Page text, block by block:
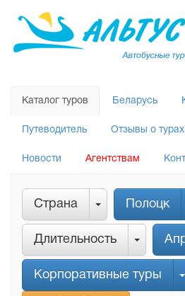
Каталог туров Беларусь
Путеводитель Отзывы о турах
Новости Агентствам
Страна Полоцк
Длительность
Корпоративные туры